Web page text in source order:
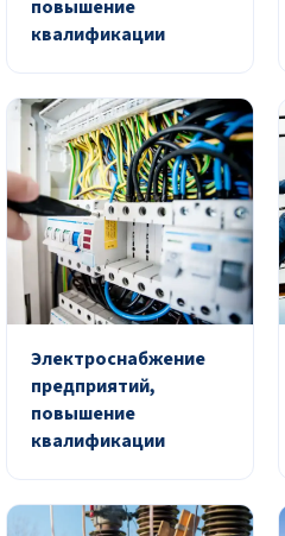
повышение
квалификации
Электроснабжение
предприятий,
повышение
квалификации